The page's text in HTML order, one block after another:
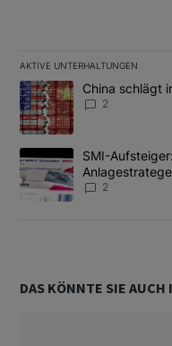
AKTIVE UNTERHALTUNGEN
Das Folgende ist eine
Ein Trendartikel mit dem
China schlägt
2
Ein Trendartikel mit dem
SMI-
2
DAS KÖNNTE SIE AUCH